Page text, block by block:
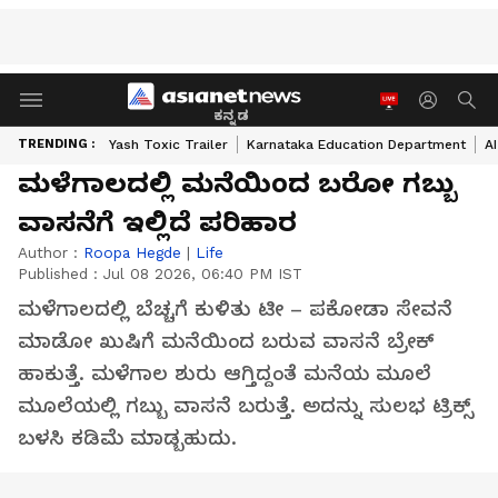
ಕನ್ನಡ
TRENDING : Yash Toxic Trailer Karnataka Education Department
ಮಳೆಗಾಲದಲ್ಲಿ ಮನೆಯಿಂದ ಬರೋ ಗಬ್ಬು
ವಾಸನೆಗೆ ಇಲ್ಲಿದೆ ಪರಿಹಾರ
Author : Roopa Hegde | Life
Published : Jul 08 2026, 06:40 PM IST
ಮಳೆಗಾಲದಲ್ಲಿ ಬೆಚ್ಚಗೆ ಕುಳಿತು ಟೀ – ಪಕೋಡಾ ಸೇವನೆ
ಮಾಡೋ ಖುಷಿಗೆ ಮನೆಯಿಂದ ಬರುವ ವಾಸನೆ ಬ್ರೇಕ್
ಹಾಕುತ್ತೆ. ಮಳೆಗಾಲ ಶುರು ಆಗ್ತಿದ್ದಂತೆ ಮನೆಯ ಮೂಲೆ
ಮೂಲೆಯಲ್ಲಿ ಗಬ್ಬು ವಾಸನೆ ಬರುತ್ತೆ. ಅದನ್ನು ಸುಲಭ ಟ್ರಿಕ್ಸ್
ಬಳಸಿ ಕಡಿಮೆ ಮಾಡ್ಬಹುದು.